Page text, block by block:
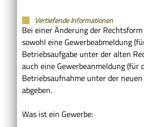
Vertiefende Informationen
Bei einer Änderung der
sowohl eine Gewerbeabmeldung
Betriebsaufgabe unter der alten
auch eine Gewerbeanmeldung (für
Betriebsaufnahme unter der
abgeben.
Was ist ein Gewerbe: